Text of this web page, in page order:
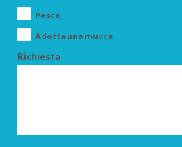
Pesca
Adotta una mucca
Richiesta